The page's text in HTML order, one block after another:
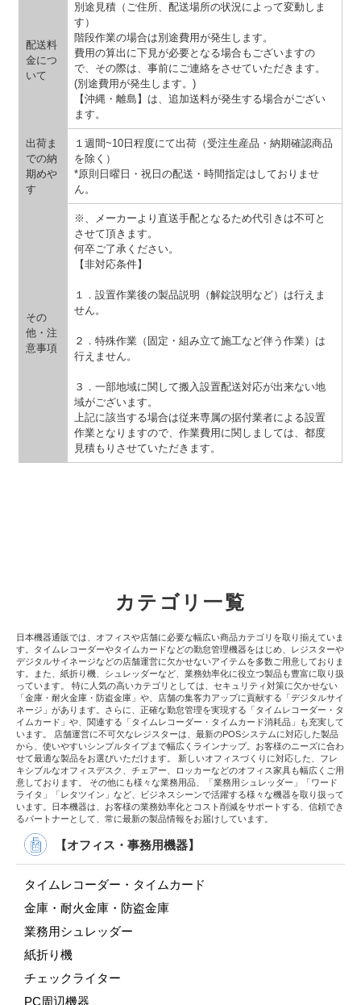
配送料
金につ
いて
別途見積（ご住所、配送場所の状況によって変動しま
す）
階段作業の場合は別途費用が発生します。
費用の算出に下見が必要となる場合もございますの
で、その際は、事前にご連絡をさせていただきます。
(別途費用が発生します。)
【沖縄・離島】は、追加送料が発生する場合がござい
ます。
出荷ま
での納
期めや
す
１週間~10日程度にて出荷（受注生産品・納期確認商品
を除く）
*原則日曜日・祝日の配送・時間指定はしておりませ
ん。
その
他・注
意事項
※、メーカーより直送手配となるため代引きは不可と
させて頂きます。
何卒ご了承ください。
【非対応条件】
１．設置作業後の製品説明（解錠説明など）は行えま
せん。
２．特殊作業（固定・組み立て施工など伴う作業）は
行えません。
３．一部地域に関して搬入設置配送対応が出来ない地
域がございます。
上記に該当する場合は従来専属の据付業者による設置
作業となりますので、作業費用に関しましては、都度
見積もりさせていただきます。
カテゴリ一覧
日本機器通販では、オフィスや店舗に必要な幅広い商品カテゴリを取り揃えていま
す。タイムレコーダーやタイムカードなどの勤怠管理機器をはじめ、レジスターや
デジタルサイネージなどの店舗運営に欠かせないアイテムを多数ご用意しておりま
す。また、紙折り機、シュレッダーなど、業務効率化に役立つ製品も豊富に取り扱
っています。 特に人気の高いカテゴリとしては、セキュリティ対策に欠かせない
「金庫・耐火金庫・防盗金庫」や、店舗の集客力アップに貢献する「デジタルサイ
ネージ」があります。さらに、正確な勤怠管理を実現する「タイムレコーダー・タ
イムカード」や、関連する「タイムレコーダー・タイムカード消耗品」も充実して
います。 店舗運営に不可欠なレジスターは、最新のPOSシステムに対応した製品
から、使いやすいシンプルタイプまで幅広くラインナップ。お客様のニーズに合わ
せて最適な製品をお選びいただけます。 新しいオフィスづくりに対応した、フレ
キシブルなオフィスデスク、チェアー、ロッカーなどのオフィス家具も幅広くご用
意しております。 その他にも様々な業務用品、「業務用シュレッダー」「ワード
ライタ」「レタツイン」など、ビジネスシーンで活躍する様々な機器を取り扱って
います。日本機器は、お客様の業務効率化とコスト削減をサポートする、信頼でき
るパートナーとして、常に最新の製品情報をお届けしています。
【オフィス・事務用機器】
タイムレコーダー・タイムカード
金庫・耐火金庫・防盗金庫
業務用シュレッダー
紙折り機
チェックライター
PC周辺機器